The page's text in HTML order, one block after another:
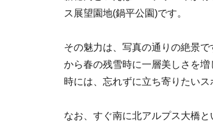
ス展望園地(鍋平公園)です。
その魅力は、写真の通りの絶景
から春の残雪時に一層美しさを
時には、忘れずに立ち寄りたいス
なお、すぐ南に北アルプス大橋